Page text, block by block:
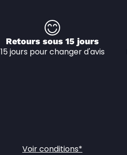
Retours sous 15 jours
15 jours pour changer d'avis
Voir conditions*